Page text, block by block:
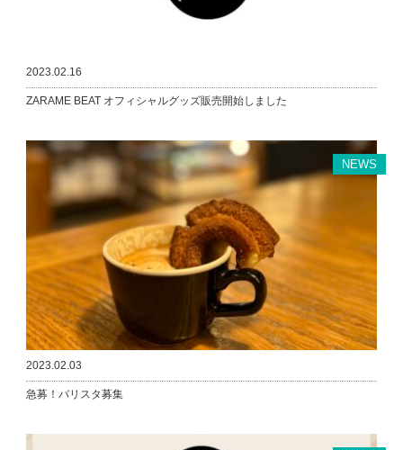
2023.02.16
ZARAME BEAT オフィシャルグッズ販売開始しました
NEWS
2023.02.03
急募！バリスタ募集